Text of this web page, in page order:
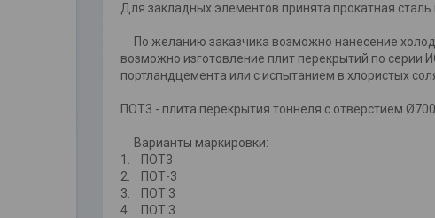
Для закладных элементов принята прокатная
По желанию заказчика возможно нанесение
возможно изготовление плит перекрытий по серии
портландцемента или с испытанием в хлористых
ПОТ3 - плита перекрытия тоннеля с отверстием
Варианты маркировки:
1. ПОТ3
2. ПОТ-3
3. ПОТ 3
4. ПОТ.3